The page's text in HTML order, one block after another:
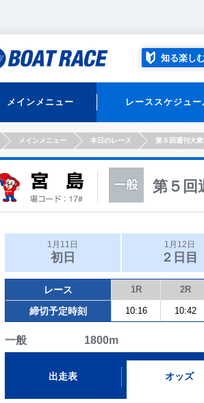
知る楽し
メインメニュー レーススケジュー
HOMEメインメニュー 本日のレース 第５回週刊大
第５回
1月11日
初日
1月12日
２日目
レース 1R 2R
締切予定時刻 10:16 10:42
一般 1800m
出走表 オッズ